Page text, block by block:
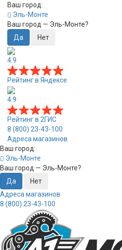
Ваш город:
Эль-Монте
Ваш город — Эль-Монте?
4.9
Рейтинг в Яндексе
4.9
Рейтинг в 2ГИС
8 (800) 23-43-100
Адреса магазинов
Ваш город:
Эль-Монте
Ваш город — Эль-Монте?
Адреса магазинов
8 (800) 23-43-100